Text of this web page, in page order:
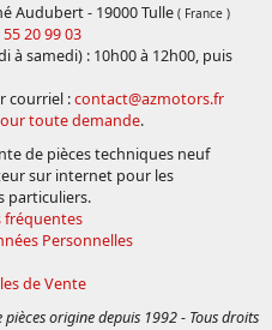
Audubert - 19000 Tulle ( France )
20 99 03
à samedi) : 10h00 à 12h00, puis
courriel :contact@azmotors.fr
toute demande.
de pièces techniques neuf
sur internet pour les
particuliers.
fréquentes
Personnelles
de Vente
origine depuis 1992 - Tous droits